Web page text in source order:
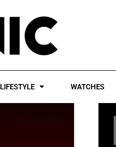
LIFESTYLE WATCHES